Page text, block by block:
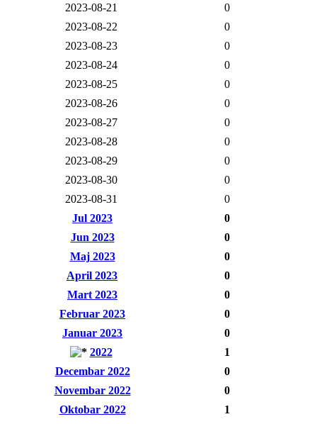
2023-08-21
0
2023-08-22
0
2023-08-23
0
2023-08-24
0
2023-08-25
0
2023-08-26
0
2023-08-27
0
2023-08-28
0
2023-08-29
0
2023-08-30
0
2023-08-31
0
Jul 2023
0
Jun 2023
0
Maj 2023
0
April 2023
0
Mart 2023
0
Februar 2023
0
Januar 2023
0
2022
1
Decembar 2022
0
Novembar 2022
0
Oktobar 2022
1